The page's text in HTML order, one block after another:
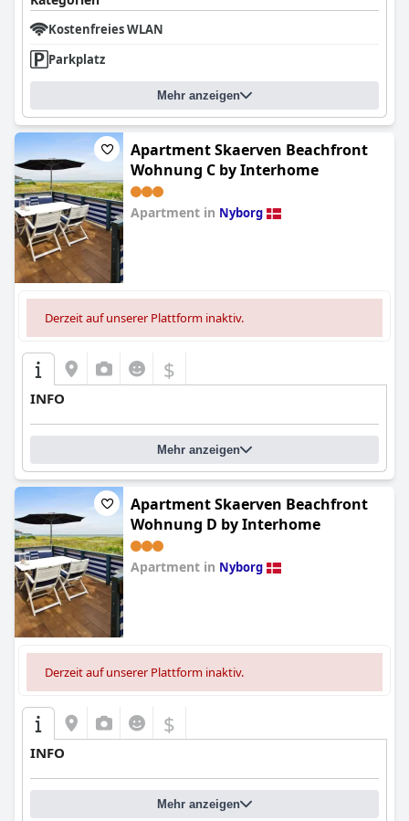
Kostenfreies WLAN
Parkplatz
Mehr anzeigen
Apartment Skaerven Beachfront
Wohnung C by Interhome
Apartment in Nyborg
Derzeit auf unserer Plattform inaktiv.
$
INFO
Mehr anzeigen
Apartment Skaerven Beachfront
Wohnung D by Interhome
Apartment in Nyborg
Derzeit auf unserer Plattform inaktiv.
$
INFO
Mehr anzeigen